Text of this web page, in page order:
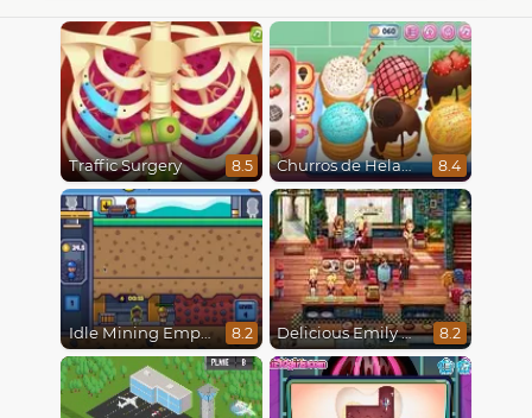
Traffic Surgery 8.5 Churros de Helado 8.4
Idle Mining Empire 8.2 Delicious Emily New Beginning 8.2